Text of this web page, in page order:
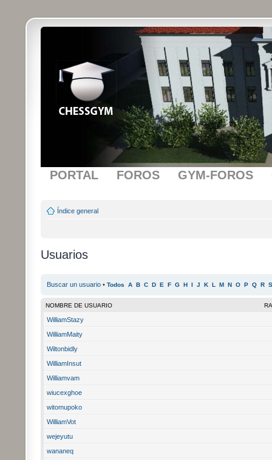
PORTAL FOROS GYM-FOROS
Índice general
Usuarios
Buscar un usuario • Todos A B C D E F G H I J K L M N O P Q R S
NOMBRE DE USUARIO
WilliamStazy
WilliamMaity
Wiltonbidly
WilliamInsut
Williamvam
wiucexghoe
witomupoko
WilliamVot
wejeyutu
wananeq